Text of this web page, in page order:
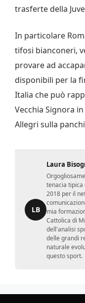
trasferte della
In particolare
tifosi bianconeri,
provare ad
disponibili per la
Italia che può
Vecchia Signora
Allegri sulla
LB
Laura
tenacia tipica
2018 per il
mia
Cattolica di
dell'analisi
delle grandi
naturale
questo sport.